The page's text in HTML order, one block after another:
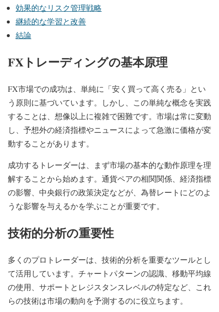
効果的なリスク管理戦略
継続的な学習と改善
結論
FXトレーディングの基本原理
FX市場での成功は、単純に「安く買って高く売る」とい
う原則に基づいています。しかし、この単純な概念を実践
することは、想像以上に複雑で困難です。市場は常に変動
し、予想外の経済指標やニュースによって急激に価格が変
動することがあります。
成功するトレーダーは、まず市場の基本的な動作原理を理
解することから始めます。通貨ペアの相関関係、経済指標
の影響、中央銀行の政策決定などが、為替レートにどのよ
うな影響を与えるかを学ぶことが重要です。
技術的分析の重要性
多くのプロトレーダーは、技術的分析を重要なツールとし
て活用しています。チャートパターンの認識、移動平均線
の使用、サポートとレジスタンスレベルの特定など、これ
らの技術は市場の動向を予測するのに役立ちます。